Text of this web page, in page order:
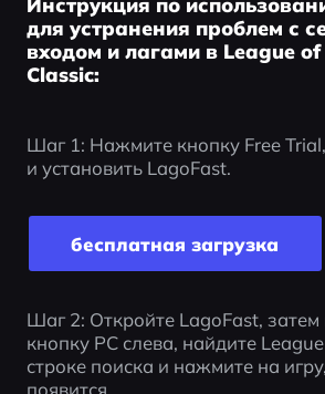
для устранения проблем с
входом и лагами в League of
Classic:
Шаг 1: Нажмите кнопку Free
и установить LagoFast.
бесплатная загрузка
Шаг 2: Откройте LagoFast,
кнопку PC слева, найдите
строке поиска и нажмите на